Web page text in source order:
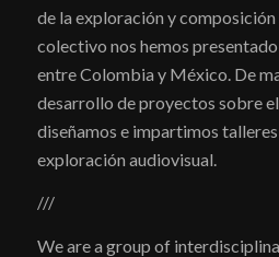
de la exploración y composición
colectivo nos hemos
entre Colombia y México. De
desarrollo de proyectos sobre
diseñamos e impartimos
exploración audiovisual.
///
We are a group of